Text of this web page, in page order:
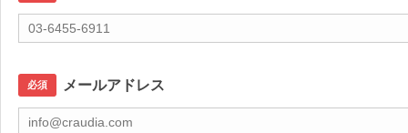
必須 メールアドレス